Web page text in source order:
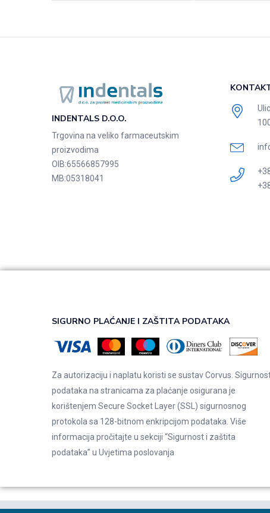
INDENTALS D.O.O.
Trgovina na veliko farmaceutskim
proizvodima
OIB:65566857995
MB:05318041
SIGURNO PLAĆANJE I ZAŠTITA PODATAKA
Za autorizaciju i naplatu koristi se sustav Corvus.
podataka na stranicama za plaćanje osigurana je
korištenjem Secure Socket Layer (SSL) sigurnosnog
protokola sa 128-bitnom enkripcijom podataka. Više
informacija pročitajte u sekciji “Sigurnost i zaštita
podataka” u Uvjetima poslovanja